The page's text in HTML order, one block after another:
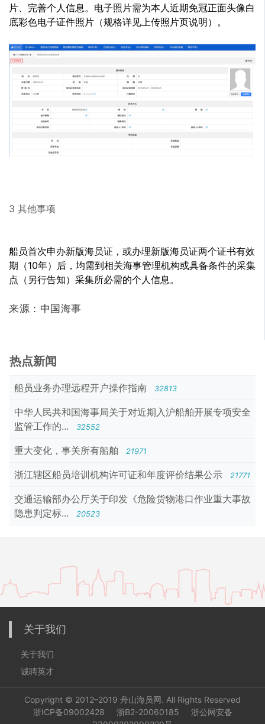
片、完善个人信息。电子照片需为本人近期免冠正面头像白
底彩色电子证件照片（规格详见上传照片页说明）。
3 其他事项
船员首次申办新版海员证，或办理新版海员证两个证书有效
期（10年）后，均需到相关海事管理机构或具备条件的采集
点（另行告知）采集所必需的个人信息。
来源：中国海事
热点新闻
船员业务办理远程开户操作指南 32813
中华人民共和国海事局关于对近期入沪船舶开展专项安全
监管工作的...
32552
重大变化，事关所有船舶 21971
浙江辖区船员培训机构许可证和年度评价结果公示 21771
交通运输部办公厅关于印发《危险货物港口作业重大事故
隐患判定标...
20523
关于我们
关于我们
诚聘英才
Copyright © 2012–2019 舟山海员网. All Rights Reserved
浙ICP备09002428
浙B2-20060185
浙公网安备